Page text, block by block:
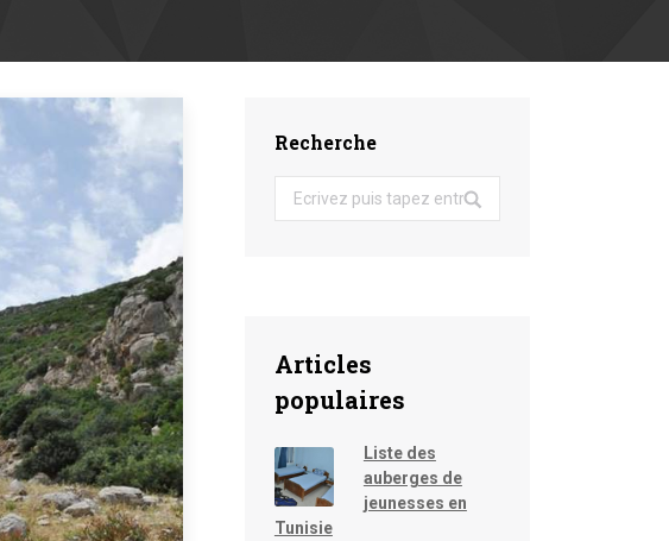
Recherche
Search:
Articles
populaires
Liste des
auberges de
jeunesses en
Tunisie